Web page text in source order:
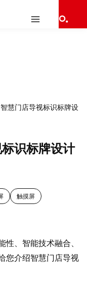
慧门店导视标识标牌设
识标牌设计
触摸屏
性、智能技术融合、
您介绍智慧门店导视